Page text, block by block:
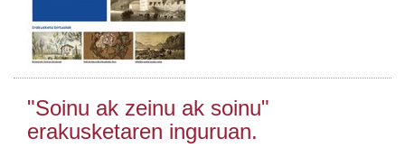
"Soinu ak zeinu ak soinu"
erakusketaren inguruan.